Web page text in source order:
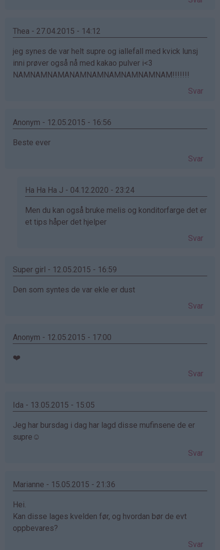
Thea - 27.04.2015 - 14:12
jeg synes de var helt supre og iallefall med kvick lunsj
inni prøver også nå med kakao pulver i<3
NAMNAMNAMANAMNAMNAMNAMNAMNAM!!!!!!!
Svar
Anonym - 12.05.2015 - 16:56
Beste ever
Svar
Ha Ha Ha J - 04.12.2020 - 23:24
Som
svar
(ikke
Men du kan også bruke melis og konditorfarge det er
et tips håper det hjelper
Svar
Super girl - 12.05.2015 - 16:59
Den som syntes de var ekle er dust
Svar
Anonym - 12.05.2015 - 17:00
❤️
Svar
Ida - 13.05.2015 - 15:05
Jeg har bursdag i dag har lagd disse mufinsene de er
supre☺️
Svar
Marianne - 15.05.2015 - 21:36
Hei.
Kan disse lages kvelden før, og hvordan bør de evt
oppbevares?
Svar